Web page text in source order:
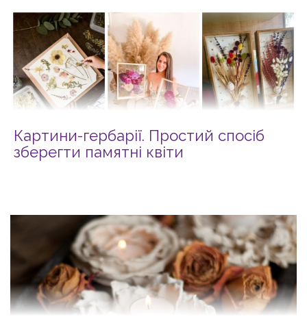
Картини-гербарії. Простий спосіб
зберегти памятні квіти